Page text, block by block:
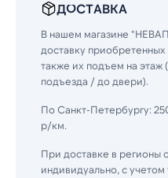
ДОСТАВКА
В нашем магазине
доставку
также их подъем на этаж
подъезда / до двери).
По Санкт-Петербургу:
р/км.
При доставке в регионы
индивидуально, с